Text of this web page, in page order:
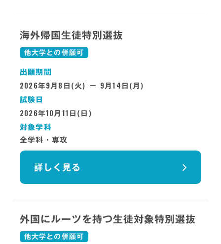
海外帰国生徒特別選抜
他大学との併願可
出願期間
2026年9月 8 日(火) － 9月14 日(月)
試験日
2026年10月 11 日(日)
対象学科
全学科・専攻
詳しく見る
外国にルーツを持つ生徒対象特別選抜
他大学との併願可